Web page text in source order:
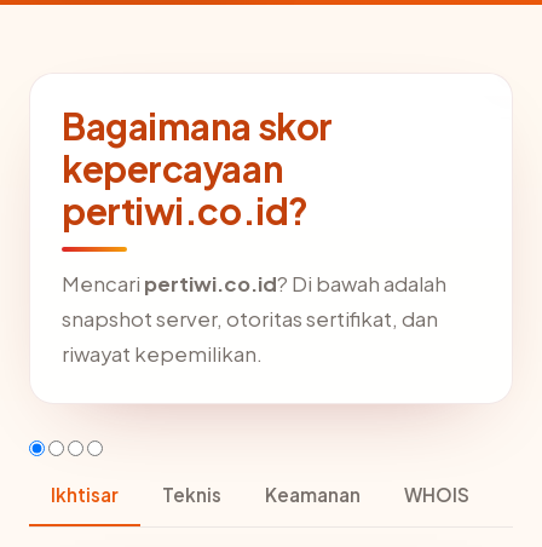
Bagaimana skor
kepercayaan
pertiwi.co.id?
Mencari pertiwi.co.id? Di bawah adalah
snapshot server, otoritas sertifikat, dan
riwayat kepemilikan.
Ikhtisar Teknis Keamanan WHOIS